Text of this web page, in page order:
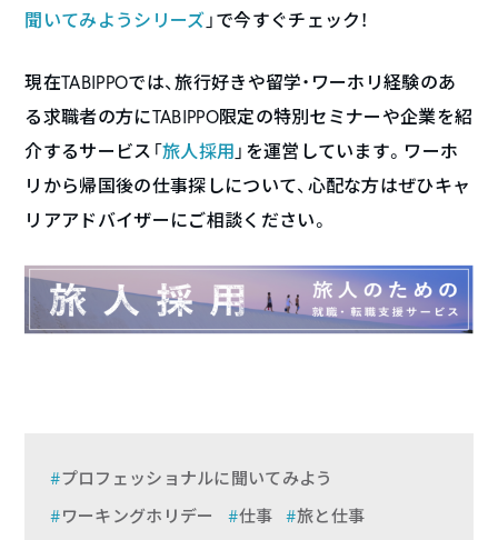
聞いてみようシリーズ 」で今すぐチェック！
現在TABIPPOでは、旅行好きや留学・ワーホリ経験のあ
る求職者の方にTABIPPO限定の特別セミナーや企業を紹
介するサービス「旅人採用 」を運営しています。ワーホ
リから帰国後の仕事探しについて、心配な方はぜひキャ
リアアドバイザーにご相談ください。
プロフェッショナルに聞いてみよう
ワーキングホリデー
仕事 旅と仕事